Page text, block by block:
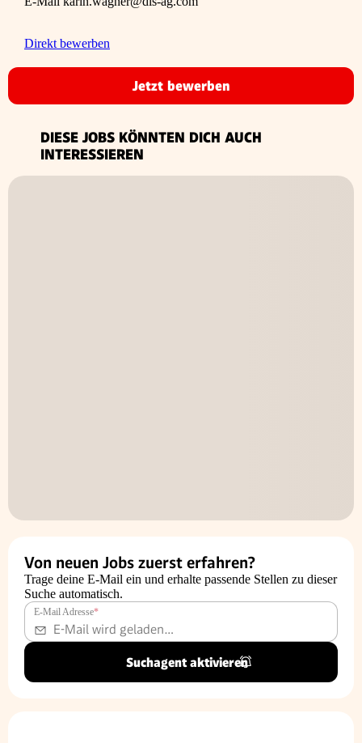
Direkt bewerben
Jetzt bewerben
DIESE JOBS KÖNNTEN DICH AUCH
INTERESSIEREN
Von neuen Jobs zuerst erfahren?
Trage deine E-Mail ein und erhalte passende Stellen zu dieser
Suche automatisch.
E-Mail Adresse*
Suchagent aktivieren